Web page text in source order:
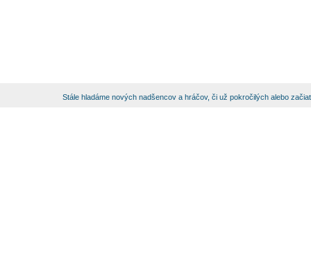
Stále hladáme nových nadšencov a hráčov, či už pokročilých alebo